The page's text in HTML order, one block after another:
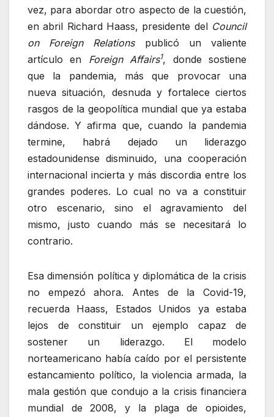
vez, para abordar otro aspecto de la cuestión,
en abril Richard Haass, presidente del Council
on Foreign Relationspublicó un valiente
artículo en Foreign Affairs1, donde sostiene
que la pandemia, más que provocar una
nueva situación, desnuda y fortalece ciertos
rasgos de la geopolítica mundial que ya estaba
dándose. Y afirma que, cuando la pandemia
termine, habrá dejado un liderazgo
estadounidense disminuido, una cooperación
internacional incierta y más discordia entre los
grandes poderes. Lo cual no va a constituir
otro escenario, sino el agravamiento del
mismo, justo cuando más se necesitará lo
contrario.
Esa dimensión política y diplomática de la crisis
no empezó ahora. Antes de la Covid-19,
recuerda Haass, Estados Unidos ya estaba
lejos de constituir un ejemplo capaz de
sostener un liderazgo. El modelo
norteamericano había caído por el persistente
estancamiento político, la violencia armada, la
mala gestión que condujo a la crisis financiera
mundial de 2008, y la plaga de opioides,